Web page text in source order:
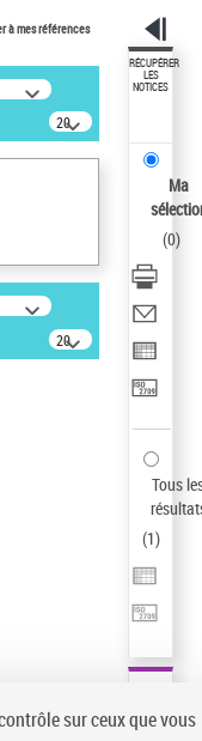
à mes références
20
résultats/page
20
résultats/page
RÉCUPÉRER
LES
NOTICES
Ma
(0)
Tous
(1)
sur ceux que vous